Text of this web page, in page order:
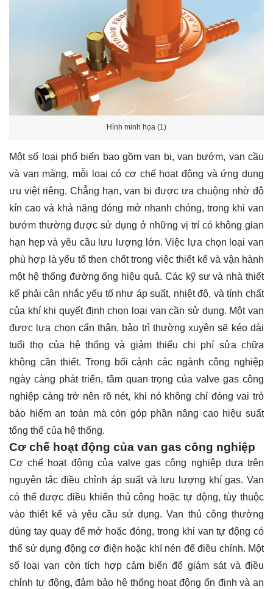
Hình minh họa (1)
Một số loại phổ biến bao gồm van bi, van bướm, van cầu
và van màng, mỗi loại có cơ chế hoạt động và ứng dụng
ưu việt riêng. Chẳng hạn, van bi được ưa chuộng nhờ độ
kín cao và khả năng đóng mở nhanh chóng, trong khi van
bướm thường được sử dụng ở những vị trí có không gian
hạn hẹp và yêu cầu lưu lượng lớn. Việc lựa chọn loại van
phù hợp là yếu tố then chốt trong việc thiết kế và vận hành
một hệ thống đường ống hiệu quả. Các kỹ sư và nhà thiết
kế phải cân nhắc yếu tố như áp suất, nhiệt độ, và tính chất
của khí khi quyết định chọn loại van cần sử dụng. Một van
được lựa chọn cẩn thận, bảo trì thường xuyên sẽ kéo dài
tuổi thọ của hệ thống và giảm thiểu chi phí sửa chữa
không cần thiết. Trong bối cảnh các ngành công nghiệp
ngày càng phát triển, tầm quan trọng của valve gas công
nghiệp càng trở nên rõ nét, khi nó không chỉ đóng vai trò
bảo hiểm an toàn mà còn góp phần nâng cao hiệu suất
tổng thể của hệ thống.
Cơ chế hoạt động của van gas công nghiệp
Cơ chế hoạt động của valve gas công nghiệp dựa trên
nguyên tắc điều chỉnh áp suất và lưu lượng khí gas. Van
có thể được điều khiển thủ công hoặc tự động, tùy thuộc
vào thiết kế và yêu cầu sử dụng. Van thủ công thường
dùng tay quay để mở hoặc đóng, trong khi van tự động có
thể sử dụng động cơ điện hoặc khí nén để điều chỉnh. Một
số loại van còn tích hợp cảm biến để giám sát và điều
chỉnh tự động, đảm bảo hệ thống hoạt động ổn định và an